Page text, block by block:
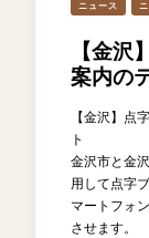
ニュース
【金沢
案内の
【金沢】点
ト
金沢市と金
用して点字
マートフォ
させます。